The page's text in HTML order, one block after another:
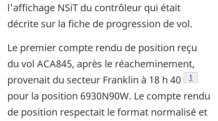
l'affichage NSiT du contrôleur qui était
décrite sur la fiche de progression de vol.
Le premier compte rendu de position reçu
du vol ACA845, après le réacheminement,
provenait du secteur Franklin à 18 h 40
Note de
1
pour la position 6930N90W. Le compte rendu
de position respectait le format normalisé et